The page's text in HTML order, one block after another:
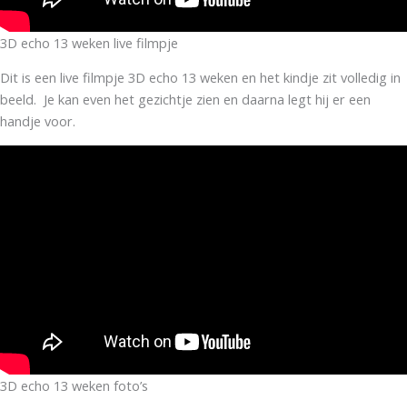
3D echo 13 weken live filmpje
Dit is een live filmpje 3D echo 13 weken en het kindje zit volledig in
beeld. Je kan even het gezichtje zien en daarna legt hij er een
handje voor.
3D echo 13 weken foto’s